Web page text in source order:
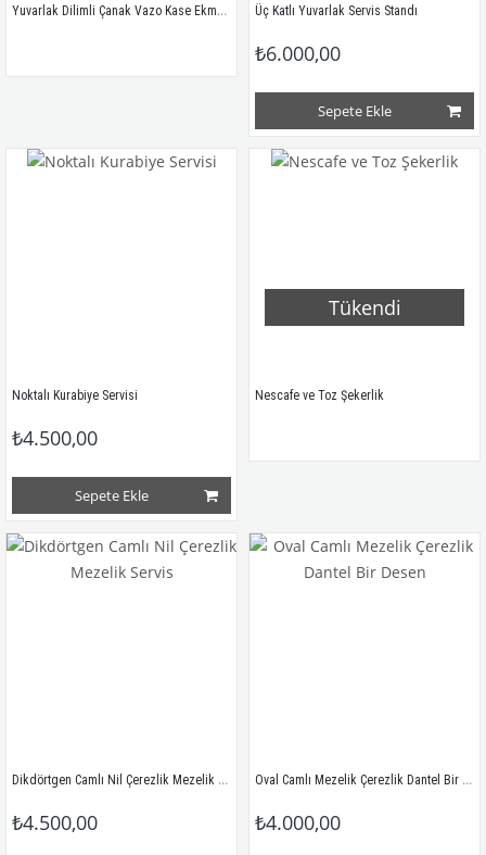
Yuvarlak Dilimli Çanak Vazo Kase Ekmeklik Üç Katlı Yuvarlak Servis Standı
₺6.000,00
Sepete Ekle
Noktalı Kurabiye Servisi
₺4.500,00
Sepete Ekle
Tükendi
Nescafe ve Toz Şekerlik
Dikdörtgen Camlı Nil Çerezlik Mezelik Servis
₺4.500,00
Oval Camlı Mezelik Çerezlik Dantel Bir Desen
₺4.000,00